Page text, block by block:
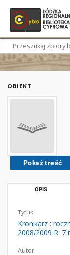
OBIEKT
Pokaż treść
OPIS
Tytuł:
Kronikarz :
2008/2009 R. 7
Autor: